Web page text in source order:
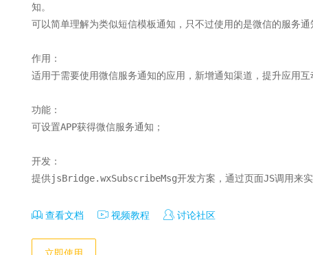
知。
可以简单理解为类似短信模板通知，只不过使用的是微信的服务通
作用：
适用于需要使用微信服务通知的应用，新增通知渠道，提升应用互
功能：
可设置APP获得微信服务通知；
开发：
提供jsBridge.wxSubscribeMsg开发方案，通过页面JS调用来实
查看文档 视频教程 讨论社区
立即使用